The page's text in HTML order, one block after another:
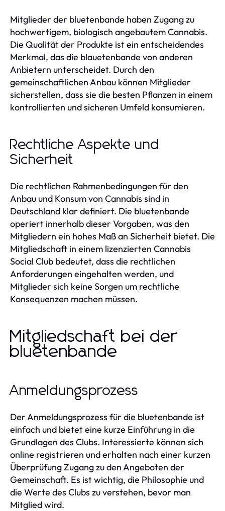
Mitglieder der bluetenbande haben Zugang zu
hochwertigem, biologisch angebautem Cannabis.
Die Qualität der Produkte ist ein entscheidendes
Merkmal, das die blauetenbande von anderen
Anbietern unterscheidet. Durch den
gemeinschaftlichen Anbau können Mitglieder
sicherstellen, dass sie die besten Pflanzen in einem
kontrollierten und sicheren Umfeld konsumieren.
Rechtliche Aspekte und
Sicherheit
Die rechtlichen Rahmenbedingungen für den
Anbau und Konsum von Cannabis sind in
Deutschland klar definiert. Die bluetenbande
operiert innerhalb dieser Vorgaben, was den
Mitgliedern ein hohes Maß an Sicherheit bietet. Die
Mitgliedschaft in einem lizenzierten Cannabis
Social Club bedeutet, dass die rechtlichen
Anforderungen eingehalten werden, und
Mitglieder sich keine Sorgen um rechtliche
Konsequenzen machen müssen.
Mitgliedschaft bei der
bluetenbande
Anmeldungsprozess
Der Anmeldungsprozess für die bluetenbande ist
einfach und bietet eine kurze Einführung in die
Grundlagen des Clubs. Interessierte können sich
online registrieren und erhalten nach einer kurzen
Überprüfung Zugang zu den Angeboten der
Gemeinschaft. Es ist wichtig, die Philosophie und
die Werte des Clubs zu verstehen, bevor man
Mitglied wird.